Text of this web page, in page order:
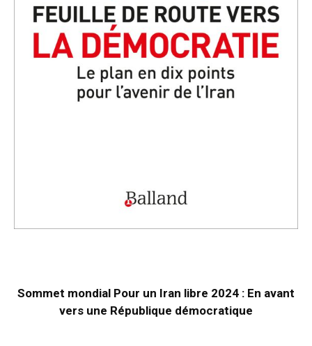
Sommet mondial Pour un Iran libre 2024 : En avant
vers une République démocratique